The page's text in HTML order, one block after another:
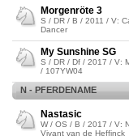
Morgenröte 3
S / DR / B / 2011 / V:
Dancer
My Sunshine SG
S / DR / Df / 2017 / V:
/ 107YW04
N - PFERDENAME
Nastasic
W / OS / B / 2017 / V:
Vivant van de Heffinck